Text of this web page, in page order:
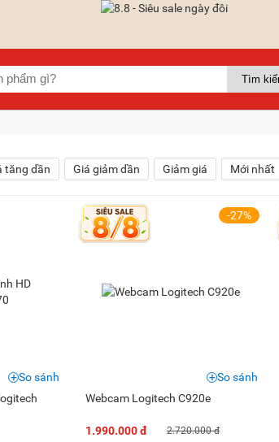
tăng dần Giá giảm dần Giảm giá Mới nhất
So sánh
-27%
Webcam Logitech C920e
1.990.000 đ 2.720.000 đ
So sánh